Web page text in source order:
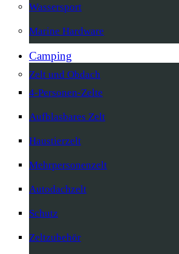
Wassersport
Marine Hardware
Camping
Zelt und Obdach
4-Personen-Zelte
Aufblasbares Zelt
Haustierzelt
Mehrpersonenzelt
Autodachzelt
Schutz
Zeltzubehör